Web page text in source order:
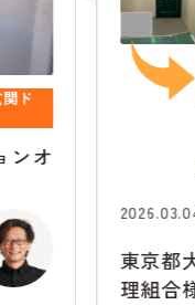
ド
ンオ
東京都
理組合